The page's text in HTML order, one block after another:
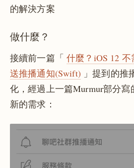
的解決方案
做什麼？
接續前一篇「什麼？iOS 12
送推播通知(Swift) 」提到的推
化，經過上一篇Murmur部分寫
新的需求：